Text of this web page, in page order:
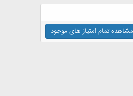
مشاهده تمام امتیاز های موجود